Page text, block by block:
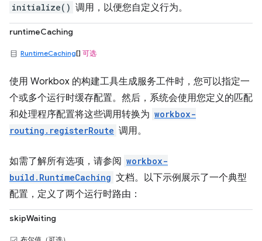
initialize() 调用，以便您自定义行为。
runtimeCaching
RuntimeCaching[] 可选
使用 Workbox 的构建工具生成服务工件时，您可以指定一
个或多个运行时缓存配置。然后，系统会使用您定义的匹配
和处理程序配置将这些调用转换为 workbox-
routing.registerRoute 调用。
如需了解所有选项，请参阅 workbox-
build.RuntimeCaching 文档。以下示例展示了一个典型
配置，定义了两个运行时路由：
skipWaiting